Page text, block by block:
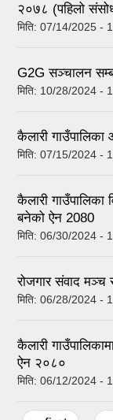
२०७८ (पहिलो
मिति: 07/14/2025 -
G2G सञ्चालन
मिति: 10/28/2024 -
कैलारी
मिति: 07/15/2024 -
कैलारी गाउँपालिका
बनेको ऐन 2080
मिति: 06/30/2024 -
रोजगार संवाद मञ्च
मिति: 06/28/2024 -
कैलारी
ऐन २०८०
मिति: 06/12/2024 -